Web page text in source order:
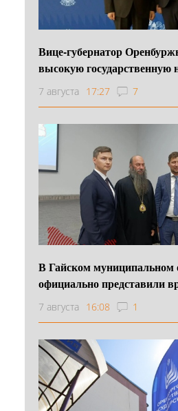
Вице-губернатор
высокую государственную
7 августа 17:27 7
В Гайском муниципальном
официально представили
7 августа 16:08 1